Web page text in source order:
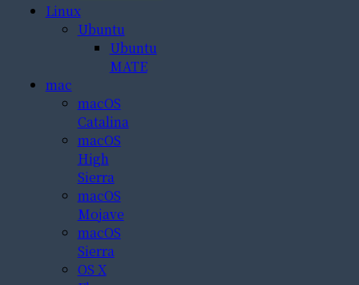
Linux
Ubuntu
Ubuntu
MATE
mac
macOS
Catalina
macOS
High
Sierra
macOS
Mojave
macOS
Sierra
OS X